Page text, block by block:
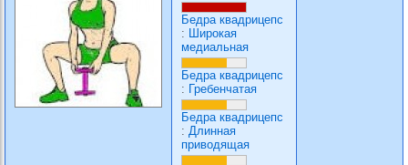
Бедра квадрицепс
: Широкая
медиальная
Бедра квадрицепс
: Гребенчатая
Бедра квадрицепс
: Длинная
приводящая